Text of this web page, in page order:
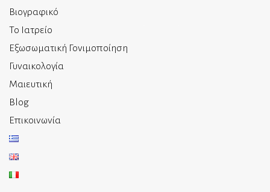
Βιογραφικό
Το Ιατρείο
Εξωσωματική Γονιμοποίηση
Γυναικολογία
Μαιευτική
Blog
Επικοινωνία